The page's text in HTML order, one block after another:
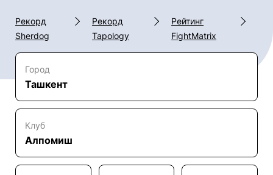
Рекорд
Sherdog
Рекорд
Tapology
Рейтинг
FightMatrix
Город
Ташкент
Клуб
Алпомиш